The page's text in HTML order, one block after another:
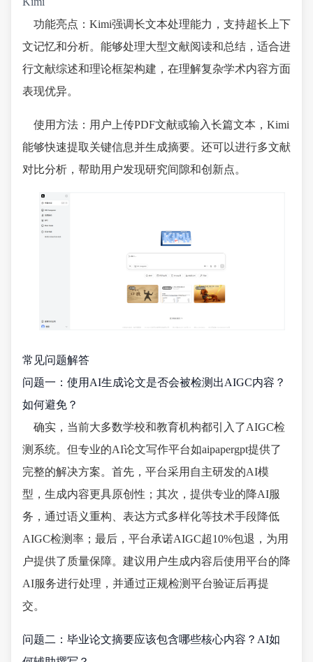
功能亮点：Kimi强调长文本处理能力，支持超长上下
文记忆和分析。能够处理大型文献阅读和总结，适合进
行文献综述和理论框架构建，在理解复杂学术内容方面
表现优异。
使用方法：用户上传PDF文献或输入长篇文本，Kimi
能够快速提取关键信息并生成摘要。还可以进行多文献
对比分析，帮助用户发现研究间隙和创新点。
常见问题解答
问题一：使用AI生成论文是否会被检测出AIGC内容？
如何避免？
确实，当前大多数学校和教育机构都引入了AIGC检
测系统。但专业的AI论文写作平台如aipapergpt提供了
完整的解决方案。首先，平台采用自主研发的AI模
型，生成内容更具原创性；其次，提供专业的降AI服
务，通过语义重构、表达方式多样化等技术手段降低
AIGC检测率；最后，平台承诺AIGC超10%包退，为用
户提供了质量保障。建议用户生成内容后使用平台的降
AI服务进行处理，并通过正规检测平台验证后再提
交。
问题二：毕业论文摘要应该包含哪些核心内容？AI如